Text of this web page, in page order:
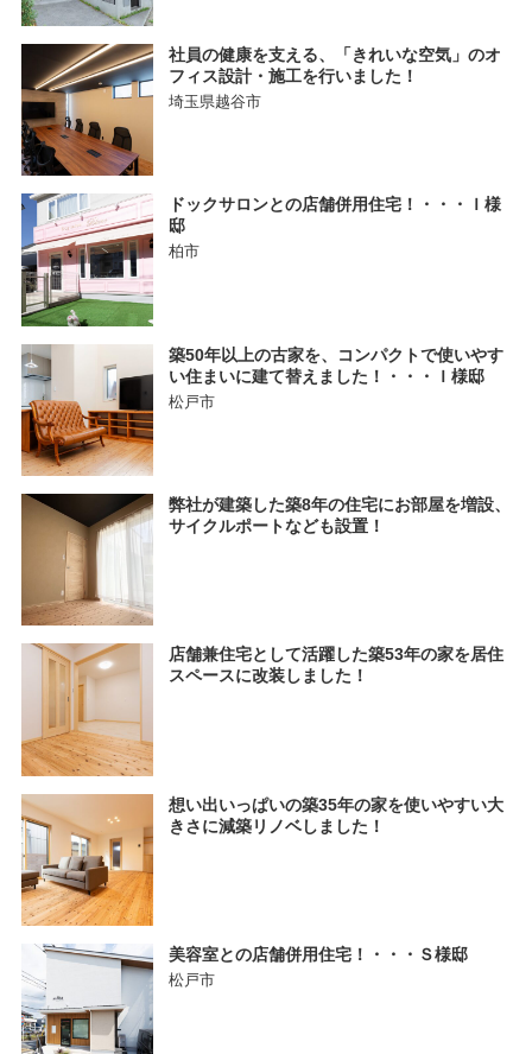
社員の健康を支える、「きれいな空気」のオ
フィス設計・施工を行いました！
埼玉県越谷市
ドックサロンとの店舗併用住宅！・・・Ｉ様
邸
柏市
築50年以上の古家を、コンパクトで使いやす
い住まいに建て替えました！・・・Ｉ様邸
松戸市
弊社が建築した築8年の住宅にお部屋を増設、
サイクルポートなども設置！
店舗兼住宅として活躍した築53年の家を居住
スペースに改装しました！
想い出いっぱいの築35年の家を使いやすい大
きさに減築リノベしました！
美容室との店舗併用住宅！・・・Ｓ様邸
松戸市